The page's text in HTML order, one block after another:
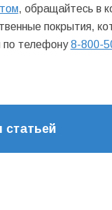
, обращайтесь в
покрытия,
по телефону8-800-
статьей